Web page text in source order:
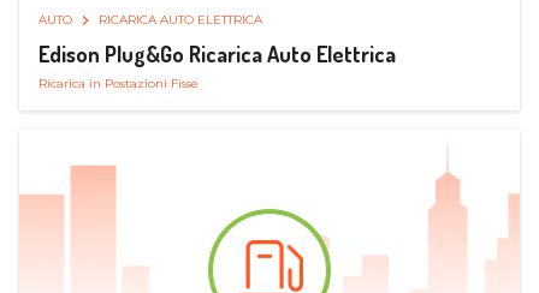
AUTO RICARICA AUTO ELETTRICA
Edison Plug&Go Ricarica Auto Elettrica
Ricarica in Postazioni Fisse